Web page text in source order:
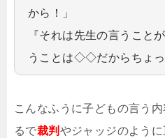
から！」
『それは先生の言うこと
うことは◇◇だからちょっ
こんなふうに子どもの言う
るで裁判 やジャッジのよう